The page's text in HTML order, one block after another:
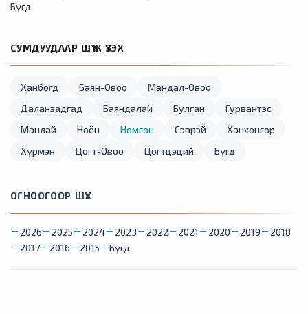
Бүгд
СУМДУУДААР ШҮҮЖ ҮЗЭХ
Ханбогд Баян-Овоо
Мандал-Овоо
Даланзадгад
Баяндалай Булган
Гурвантэс
Манлай
Ноён Номгон Сэврэй
Ханхонгор
Хүрмэн
Цогт-Овоо Цогтцэций Бүгд
ОГНООГООР ШҮҮХ
2026 2025 2024 2023 2022 2021 2020 2019
2018
2017
2016 2015 Бүгд